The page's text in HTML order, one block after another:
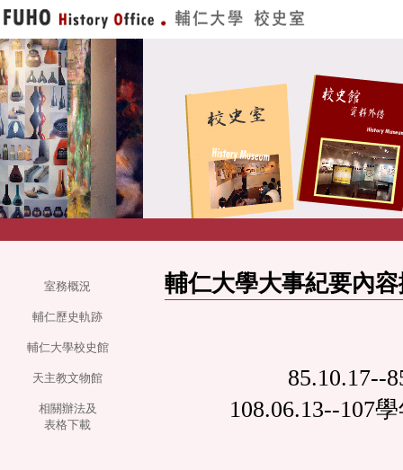
室務概況
輔仁歷史軌跡
輔仁大學校史館
天主教文物館
相關辦法及
表格下載
輔仁大學大事紀要內
85.10.17--
108.06.13--107